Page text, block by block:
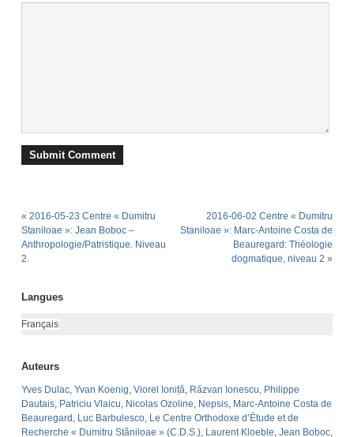
« 2016-05-23 Centre « Dumitru
Staniloae »: Jean Boboc –
Anthropologie/Patristique. Niveau
2.
2016-06-02 Centre « Dumitru
Staniloae »: Marc-Antoine Costa de
Beauregard: Théologie
dogmatique, niveau 2 »
Langues
Français
Auteurs
Yves Dulac, Yvan Koenig, Viorel Ioniță, Răzvan Ionescu, Philippe
Dautais, Patriciu Vlaicu, Nicolas Ozoline, Nepsis, Marc-Antoine Costa de
Beauregard , Luc Barbulesco, Le Centre Orthodoxe d’Étude et de
Recherche « Dumitru Stăniloae » (C.D.S.), Laurent Kloeble, Jean Boboc,